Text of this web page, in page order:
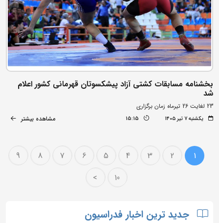
بخشنامه مسابقات کشتی آزاد پیشکسوتان قهرمانی کشور اعلام
شد
23 لغایت 26 تیرماه زمان برگزاری
یکشنبه ۷ تیر ۱۴۰۵ 15:15 مشاهده بیشتر
1
2
3
4
5
6
7
8
9
10
>
جدید ترین اخبار فدراسیون